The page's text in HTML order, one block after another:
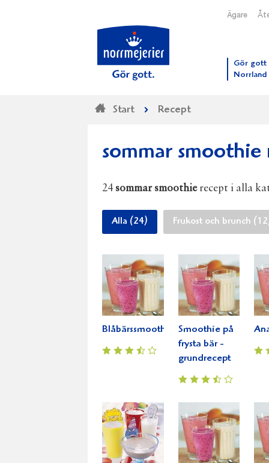
Ägare
Gör gott
Norrland
Start Recept
sommar smoothie
24 sommar smoothierecept i alla
Alla (24) Frukost och brunch
Blåbärssmoothie
Smoothie på
frysta bär -
grundrecept